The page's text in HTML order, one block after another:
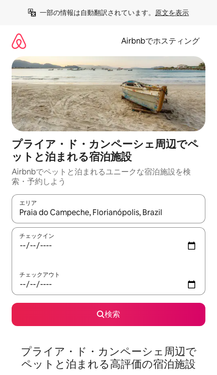
一部の情報は自動翻訳されています。 原文を表示
Airbnbでホスティング
プライア・ド・カンペーシェ周辺でペ
ットと泊まれる宿泊施設
Airbnbでペットと泊まれるユニークな宿泊施設を検
索・予約しよう
エリア
検索結果が表示されたら、上下の矢印キーを使って移動するか
チェックイン
チェックアウト
検索
プライア・ド・カンペーシェ周⁠辺⁠で
ペ⁠ッ⁠ト⁠と泊⁠ま⁠れ⁠る高⁠評⁠価⁠の宿⁠泊⁠施⁠設